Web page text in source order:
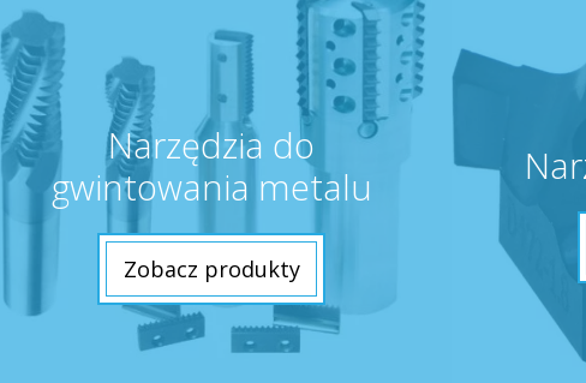
Narzędzia do
gwintowania metalu
Zobacz produkty